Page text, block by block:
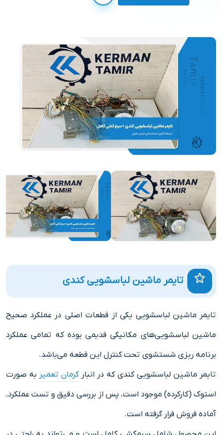
تایمر ماشین لباسشویی کندی
تایمر ماشین لباسشویی یکی از قطعات اصلی در عملکرد صحیح
ماشین لباسشویی‌های مکانیکی قدیمی بوده که تمامی عملکرد
برنامه ریزی شستشوی تحت کنترل این قطعه می‌باشد.
تایمر ماشین لباسشویی کندی که در انبارکرمان تعمیر به صورت
استوک (کارکرده) موجود است، پس از بررسی دقیق و تست عملکرد،
آماده فروش قرار گرفته است.